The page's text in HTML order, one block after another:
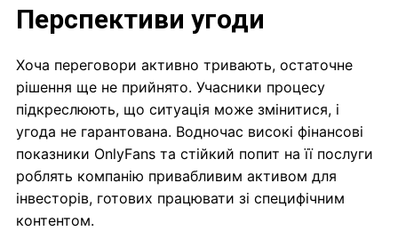
Перспективи угоди
Хоча переговори активно тривають, остаточне
рішення ще не прийнято. Учасники процесу
підкреслюють, що ситуація може змінитися, і
угода не гарантована. Водночас високі фінансові
показники OnlyFans та стійкий попит на її послуги
роблять компанію привабливим активом для
інвесторів, готових працювати зі специфічним
контентом.